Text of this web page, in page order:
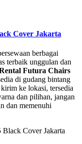
Cover Jakarta
berbagai
terbaik unggulan dan
Futura Chairs
di gudang bintang
ke lokasi, tersedia
dan pilihan, jangan
dan memenuhi